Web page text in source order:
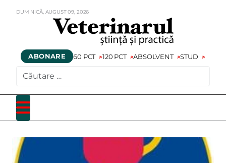
DUMINICĂ, AUGUST09, 2026
ABONARE 60 PCT 120 PCT ABSOLVENT STUD